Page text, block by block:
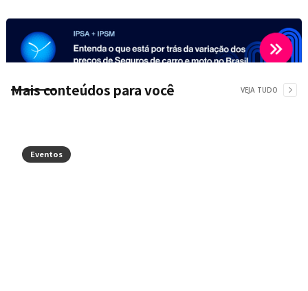
Mais conteúdos para você VEJA TUDO
Eventos